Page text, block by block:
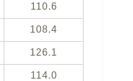
110.6
108.4
126.1
114.0